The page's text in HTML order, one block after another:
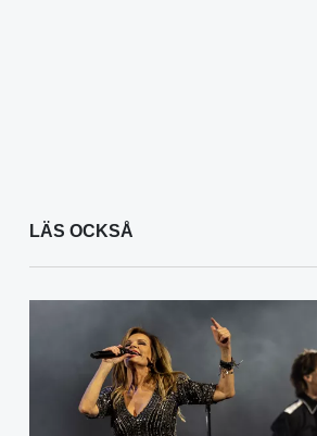
LÄS OCKSÅ